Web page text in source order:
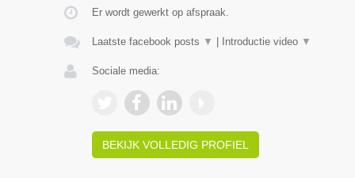
Er wordt gewerkt op afspraak.
Laatste facebook posts ▼ Introductie video ▼
Sociale media:
BEKIJK VOLLEDIG PROFIEL